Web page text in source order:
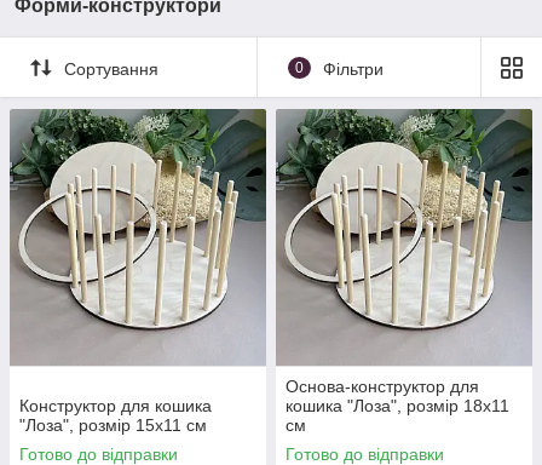
Форми-конструктори
Сортування 0 Фільтри
Конструктор для кошика
"Лоза", розмір 15х11 см
Готово до відправки
Основа-конструктор для
кошика "Лоза", розмір 18х11
см
Готово до відправки